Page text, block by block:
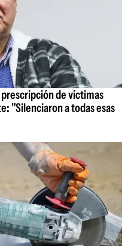
prescripción de víctimas
"Silenciaron a todas esas